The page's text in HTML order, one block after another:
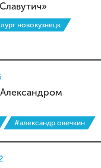
новокузнецк
#александр овечкин